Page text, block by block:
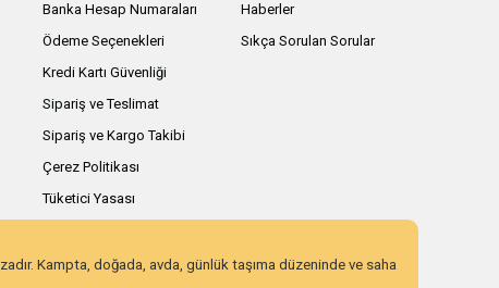
Banka Hesap Numaraları
Ödeme Seçenekleri
Kredi Kartı Güvenliği
Sipariş ve Teslimat
Sipariş ve Kargo Takibi
Çerez Politikası
Tüketici Yasası
Haberler
Sıkça Sorulan Sorular
Kampta, doğada, avda, günlük taşıma düzeninde ve saha